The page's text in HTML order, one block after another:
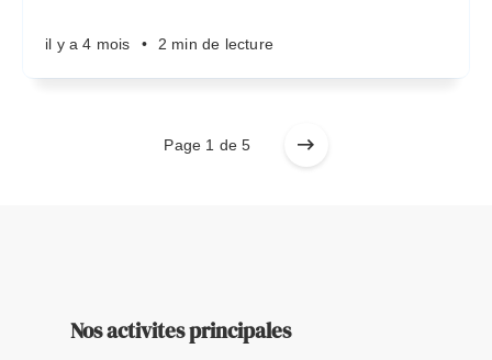
il y a 4 mois • 2 min de lecture
Page 1 de 5
Nos activites principales